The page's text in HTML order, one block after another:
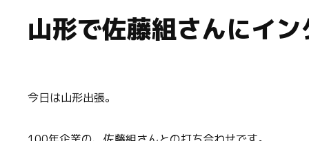
山形で佐藤組さんにイ
今日は山形出張。